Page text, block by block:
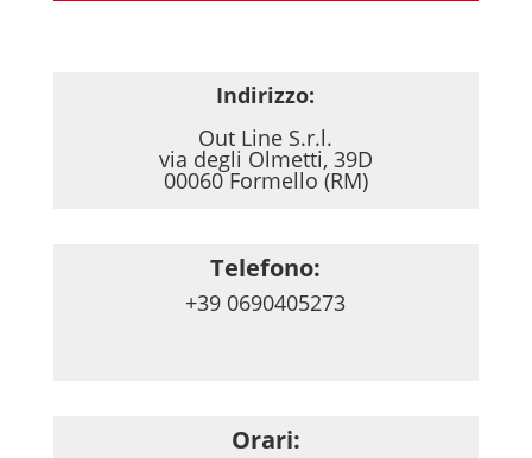
Indirizzo:
Out Line S.r.l.
via degli Olmetti, 39D
00060 Formello (RM)
Telefono:
+39 0690405273
Orari: